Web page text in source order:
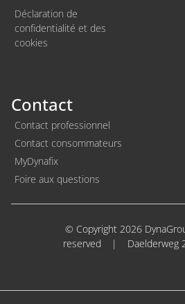
Déclaration de
confidentialité et des
cookies
Contact
Contact professionnel
Contact consommateurs
MyDynafix
Foire aux questions
© Copyright 2026
reserved
| Daelderweg